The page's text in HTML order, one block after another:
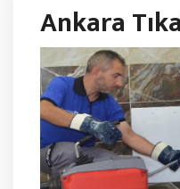
Ankara